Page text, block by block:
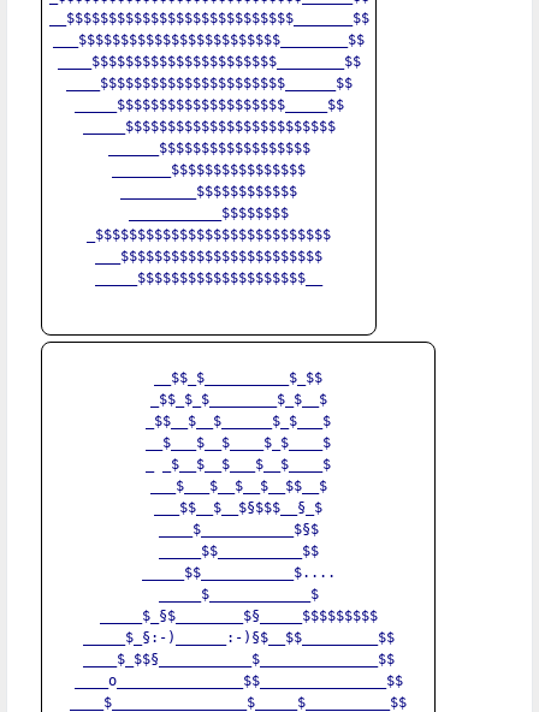
__$$$$$$$$$$$$$$$$$$$$$$$$$$$_______$$
___$$$$$$$$$$$$$$$$$$$$$$$$________$$
____$$$$$$$$$$$$$$$$$$$$$$________$$
____$$$$$$$$$$$$$$$$$$$$$$______$$
_____$$$$$$$$$$$$$$$$$$$$_____$$
_____$$$$$$$$$$$$$$$$$$$$$$$$$
______$$$$$$$$$$$$$$$$$$
_______$$$$$$$$$$$$$$$$
_________$$$$$$$$$$$$
___________$$$$$$$$
_$$$$$$$$$$$$$$$$$$$$$$$$$$$$
___$$$$$$$$$$$$$$$$$$$$$$$$
_____$$$$$$$$$$$$$$$$$$$$__
__$$_$__________$_$$
_$$_$_$________$_$__$
_$$__$__$______$_$___$
__$___$__$____$_$____$
_ _$__$__$___$__$____$
___$___$__$__$__$$__$
___$$__$__$§$$$__§_$
____$___________$§$
_____$$__________$$
_____$$___________$....
_____$____________$
_____$_§$________$§_____$$$$$$$$$
_____$_§:-)______:-)§$__$$_________$$
____$_$$§___________$______________$$
____o_______________$$_______________$$
____$________________$_____$__________$$